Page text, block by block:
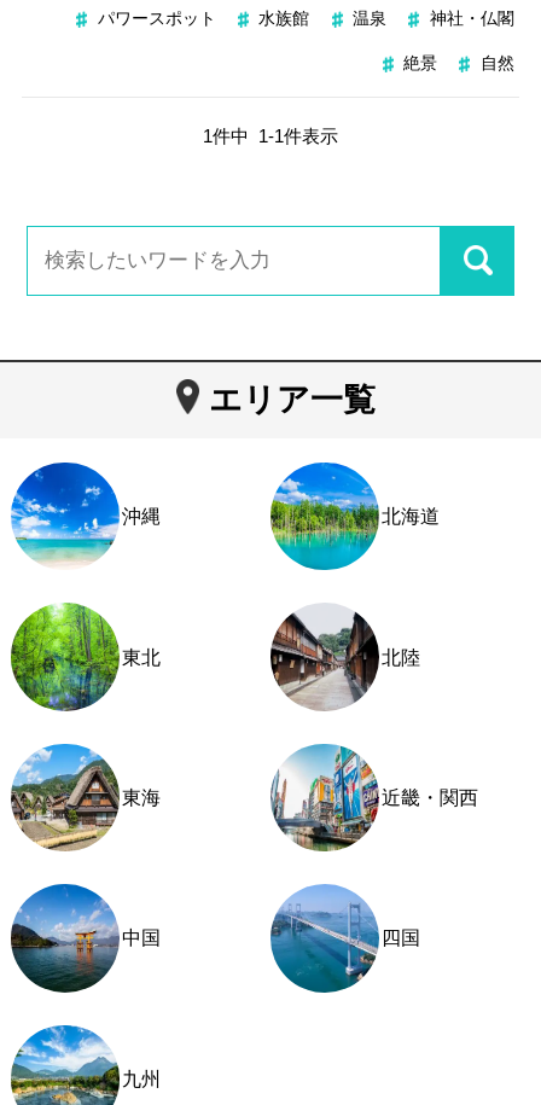
パワースポット 水族館 温泉 神社・仏閣
絶景 自然
1件中 1-1件表示
エリア一覧
沖縄 北海道
東北 北陸
東海 近畿・関西
中国 四国
九州